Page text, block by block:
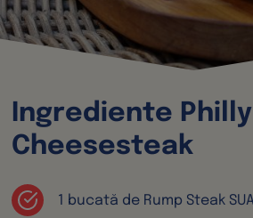
Ingrediente Philly
Cheesesteak
1 bucată de Rump Steak SUA